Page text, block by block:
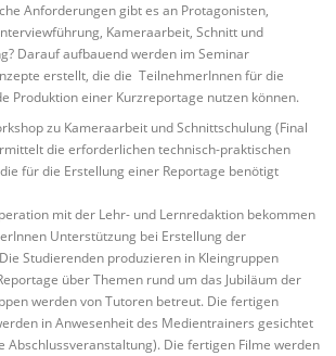
Anforderungen gibt es an Protagonisten,
Kameraarbeit, Schnitt und
Darauf aufbauend werden im Seminar
erstellt, die die TeilnehmerInnen für die
Produktion einer Kurzreportage nutzen können.
zu Kameraarbeit und Schnittschulung (Final
die erforderlichen technisch-praktischen
für die Erstellung einer Reportage benötigt
mit der Lehr- und Lernredaktion bekommen
Unterstützung bei Erstellung der
Studierenden produzieren in Kleingruppen
über Themen rund um das Jubiläum der
werden von Tutoren betreut. Die fertigen
in Anwesenheit des Medientrainers gesichtet
Abschlussveranstaltung). Die fertigen Filme werden